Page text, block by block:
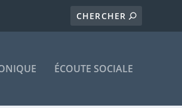
ÉCOUTE SOCIALE